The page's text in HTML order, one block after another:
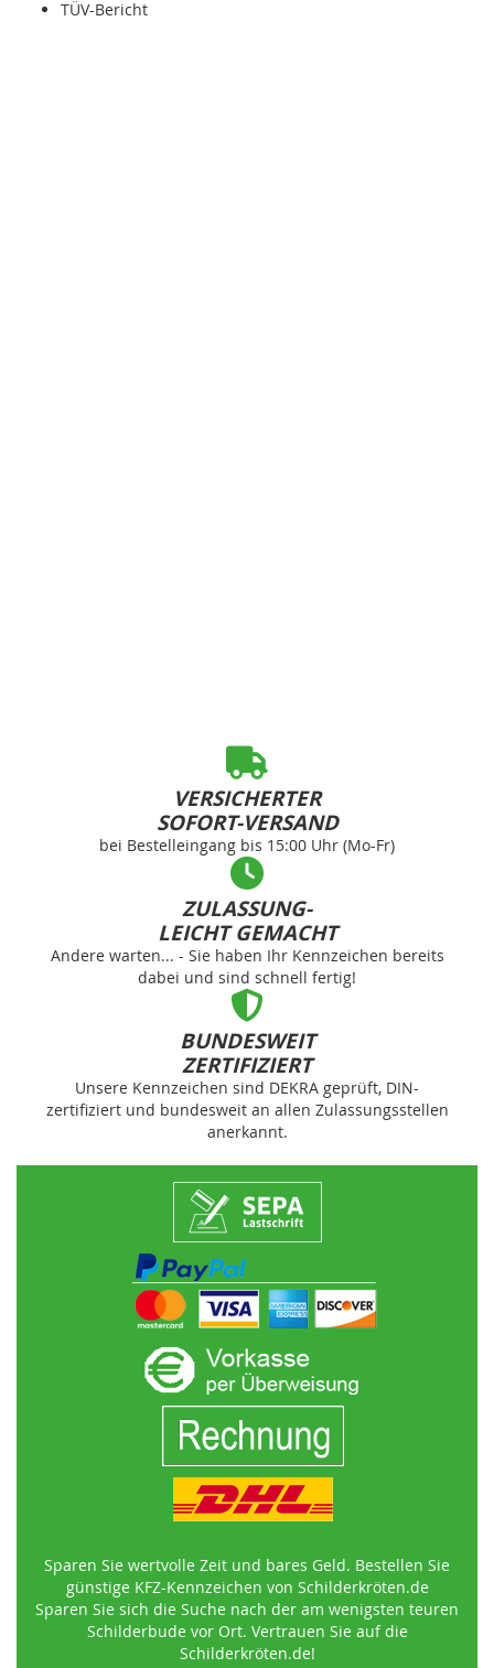
TÜV-Bericht
VERSICHERTER
SOFORT-VERSAND
bei Bestelleingang bis 15:00 Uhr (Mo-Fr)
ZULASSUNG-
LEICHT GEMACHT
Andere warten... - Sie haben Ihr Kennzeichen bereits
dabei und sind schnell fertig!
BUNDESWEIT
ZERTIFIZIERT
Unsere Kennzeichen sind DEKRA geprüft, DIN-
zertifiziert und bundesweit an allen Zulassungsstellen
anerkannt.
Sparen Sie wertvolle Zeit und bares Geld. Bestellen Sie
günstige KFZ-Kennzeichen von Schilderkröten.de
Sparen Sie sich die Suche nach der am wenigsten teuren
Schilderbude vor Ort. Vertrauen Sie auf die
Schilderkröten.de!